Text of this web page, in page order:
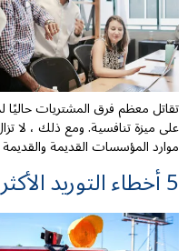
تقاتل معظم فرق المشتريات حاليًا
على ميزة تنافسية. ومع ذلك ، لا
موارد المؤسسات القديمة
5 أخطاء التوريد الأكثر شيوعًا وطرق تجنبها